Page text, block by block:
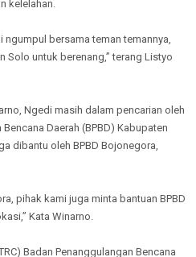
kelelahan.
ngumpul bersama teman temannya,
Solo untuk berenang,” terang Listyo
Ngedi masih dalam pencarian oleh
Daerah (BPBD) Kabupaten
dibantu oleh BPBD Bojonegora,
pihak kami juga minta bantuan BPBD
Kata Winarno.
Badan Penanggulangan Bencana